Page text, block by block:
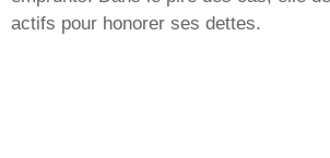
actifs pour honorer ses dettes.